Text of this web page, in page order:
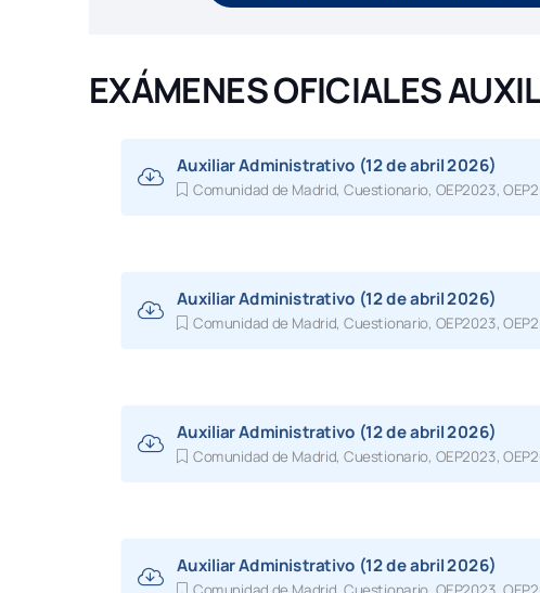
EXÁMENES OFICIALES
Auxiliar Administrativo (12 de abril 2026)
Comunidad de Madrid,Cuestionario, OEP2023,
Auxiliar Administrativo (12 de abril 2026)
Comunidad de Madrid,Cuestionario, OEP2023,
Auxiliar Administrativo (12 de abril 2026)
Comunidad de Madrid,Cuestionario, OEP2023,
Auxiliar Administrativo (12 de abril 2026)
Comunidad de Madrid,Cuestionario, OEP2023,